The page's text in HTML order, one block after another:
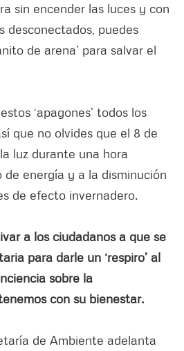
sin encender las luces y con
desconectados, puedes
de arena’ para salvar el
‘apagones’ todos los
que no olvides que el 8 de
luz durante una hora
energía y a la disminución
de efecto invernadero.
a los ciudadanos a que se
para darle un ‘respiro’ al
sobre la
con su bienestar.
de Ambiente adelanta